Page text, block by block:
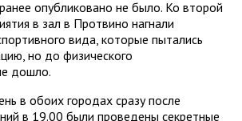
опубликовано не было. Ко второй
в зал в Протвино нагнали
вида, которые пытались
но до физического
дошло.
в обоих городах сразу после
в 19.00 были проведены секретные